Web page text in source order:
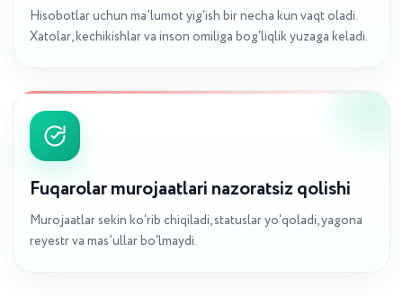
Hisobotlar uchun ma’lumot yig‘ish bir necha kun vaqt oladi.
Xatolar, kechikishlar va inson omiliga bog‘liqlik yuzaga keladi.
Fuqarolar murojaatlari nazoratsiz qolishi
Murojaatlar sekin ko‘rib chiqiladi, statuslar yo‘qoladi, yagona
reyestr va mas’ullar bo‘lmaydi.